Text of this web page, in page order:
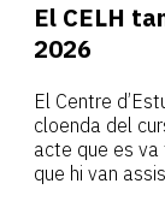
El CELH
2026
El Centre
cloenda del
acte que es va
que hi van